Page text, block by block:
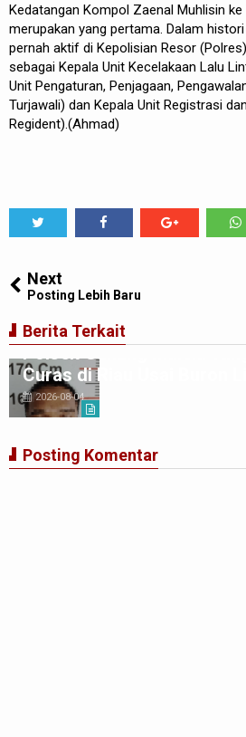
Kedatangan Kompol Zaenal Muhlisin ke
merupakan yang pertama. Dalam
pernah aktif di Kepolisian Resor
sebagai Kepala Unit Kecelakaan Lalu
Unit Pengaturan, Penjagaan,
Turjawali) dan Kepala Unit Registrasi
Regident).(Ahmad)
Next
Posting Lebih Baru
Berita Terkait
Tim Jatanras Polres
Polsek Gunung Malela
Curas di Riau Usai Buron
2026-08-04
Posting Komentar